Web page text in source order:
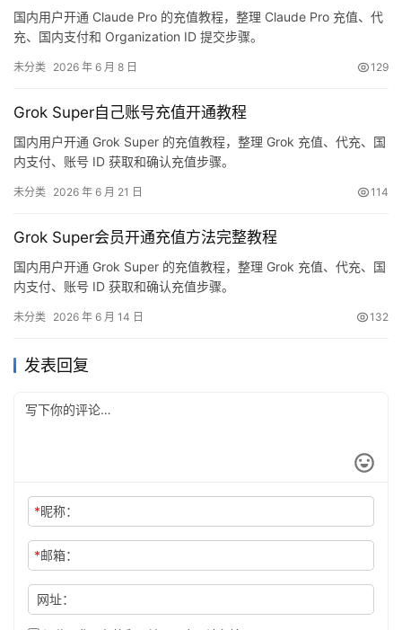
国内用户开通 Claude Pro 的充值教程，整理 Claude Pro 充值、代
充、国内支付和 Organization ID 提交步骤。
未分类 2026 年 6 月 8 日 129
Grok Super自己账号充值开通教程
国内用户开通 Grok Super 的充值教程，整理 Grok 充值、代充、国
内支付、账号 ID 获取和确认充值步骤。
未分类 2026 年 6 月 21 日 114
Grok Super会员开通充值方法完整教程
国内用户开通 Grok Super 的充值教程，整理 Grok 充值、代充、国
内支付、账号 ID 获取和确认充值步骤。
未分类 2026 年 6 月 14 日 132
发表回复
*昵称：
*邮箱：
网址：